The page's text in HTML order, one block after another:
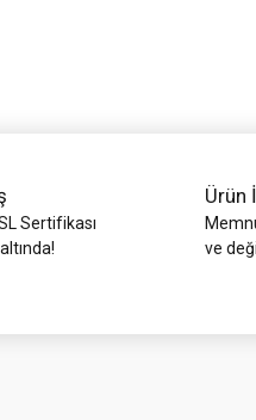
Sertifikası
Ürün
ve